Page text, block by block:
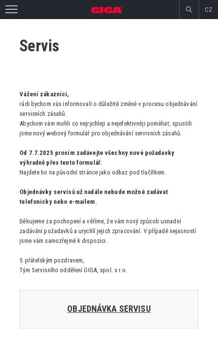
CZ
Servis
Vážení zákazníci,
rádi bychom vás informovali o důležité změně v procesu objednávání
servisních zásahů.
Abychom vám mohli co nejrychleji a nejefektivněji pomáhat, spustili
jsme nový webový formulář pro objednávání servisních zásahů.
Od 7.7.2025 prosím zadávejte všechny nové požadavky
výhradně přes tento formulář.
Najdete ho na původní stránce jako odkaz pod tlačítkem.
Objednávky servisů už nadále nebude možné zadávat
telefonicky nebo e-mailem.
Děkujeme za pochopení a věříme, že vám nový způsob usnadní
zadávání požadavků a urychlí jejich zpracování. V případě nejasností
jsme vám samozřejmě k dispozici.
S přátelským pozdravem,
Tým Servisního oddělení GIGA, spol. s r.o.
OBJEDNÁVKA SERVISU